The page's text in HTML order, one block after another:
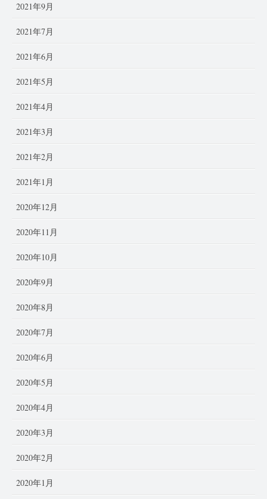
2021年9月
2021年7月
2021年6月
2021年5月
2021年4月
2021年3月
2021年2月
2021年1月
2020年12月
2020年11月
2020年10月
2020年9月
2020年8月
2020年7月
2020年6月
2020年5月
2020年4月
2020年3月
2020年2月
2020年1月